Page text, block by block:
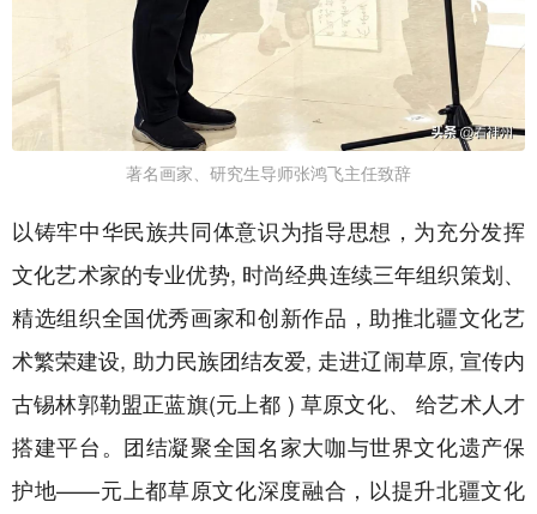
著名画家、研究生导师张鸿飞主任致辞
以铸牢中华民族共同体意识为指导思想，为充分发挥
文化艺术家的专业优势, 时尚经典连续三年组织策划、
精选组织全国优秀画家和创新作品，助推北疆文化艺
术繁荣建设, 助力民族团结友爱, 走进辽闹草原, 宣传内
古锡林郭勒盟正蓝旗(元上都 ) 草原文化、 给艺术人才
搭建平台。团结凝聚全国名家大咖与世界文化遗产保
护地——元上都草原文化深度融合，以提升北疆文化